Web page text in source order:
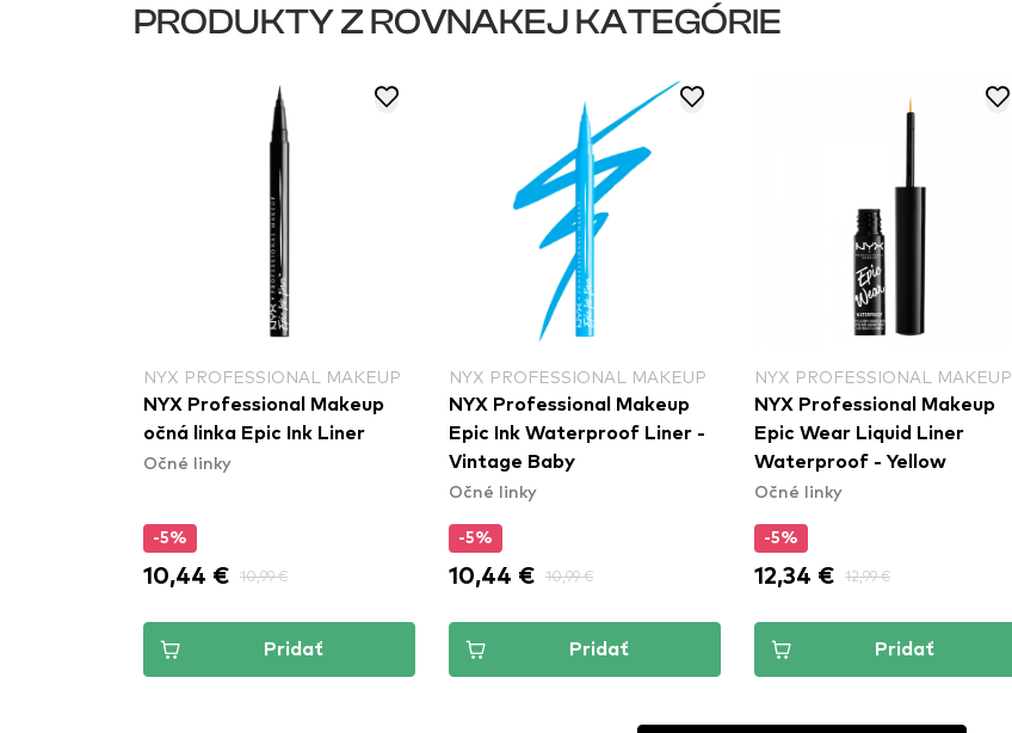
PRODUKTY Z ROVNAKEJ KATEGÓRIE
NYX PROFESSIONAL MAKEUP
NYX Professional Makeup
očná linka Epic Ink Liner
Očné linky
-5%
10,44 € 10,99 €
Pridať
NYX PROFESSIONAL MAKEUP
NYX Professional Makeup
Epic Ink Waterproof Liner -
Vintage Baby
Očné linky
-5%
10,44 € 10,99 €
Pridať
NYX PROFESSIONAL MAKEUP
NYX Professional Makeup
Epic Wear Liquid Liner
Waterproof - Yellow
Očné linky
-5%
12,34 € 12,99 €
Pridať